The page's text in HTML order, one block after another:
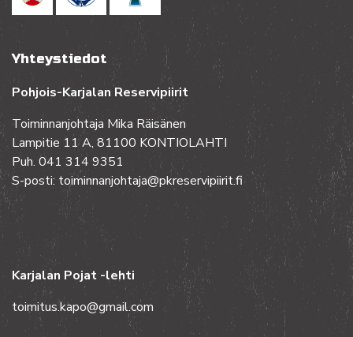
Yhteystiedot
Pohjois-Karjalan Reservipiirit
Toiminnanjohtaja Mika Räisänen
Lampitie 11 A, 81100 KONTIOLAHTI
Puh. 041 314 9351
S-posti: toiminnanjohtaja@pkreservipiirit.fi
Karjalan Pojat -lehti
toimitus.kapo@gmail.com